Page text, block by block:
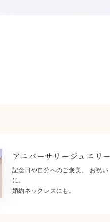
アニバーサリー ジュエリー
記念日や自分へのご褒美、 お祝い
に。
婚約ネックレスにも。